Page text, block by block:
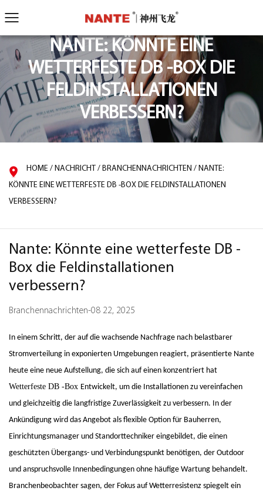
NANTE: KÖNNTE EINE
WETTERFESTE DB -BOX DIE
FELDINSTALLATIONEN
VERBESSERN?
HOME / NACHRICHT / BRANCHENNACHRICHTEN / NANTE:
KÖNNTE EINE WETTERFESTE DB -BOX DIE FELDINSTALLATIONEN
VERBESSERN?
Nante: Könnte eine wetterfeste DB -
Box die Feldinstallationen
verbessern?
Branchennachrichten-08 22, 2025
In einem Schritt, der auf die wachsende Nachfrage nach belastbarer
Stromverteilung in exponierten Umgebungen reagiert, präsentierte Nante
heute eine neue Aufstellung, die sich auf einen konzentriert hat
Wetterfeste DB -Box Entwickelt, um die Installationen zu vereinfachen
und gleichzeitig die langfristige Zuverlässigkeit zu verbessern. In der
Ankündigung wird das Angebot als flexible Option für Bauherren,
Einrichtungsmanager und Standorttechniker eingebildet, die einen
geschützten Übergangs- und Verbindungspunkt benötigen, der Outdoor
und anspruchsvolle Innenbedingungen ohne häufige Wartung behandelt.
Branchenbeobachter sagen, der Fokus auf Wetterresistenz spiegelt ein